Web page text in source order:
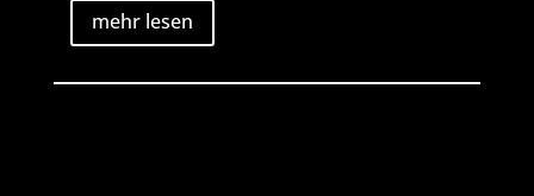
mehr lesen